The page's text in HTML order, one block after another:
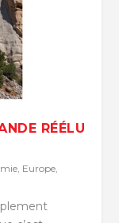
RÉÉLU
Europe